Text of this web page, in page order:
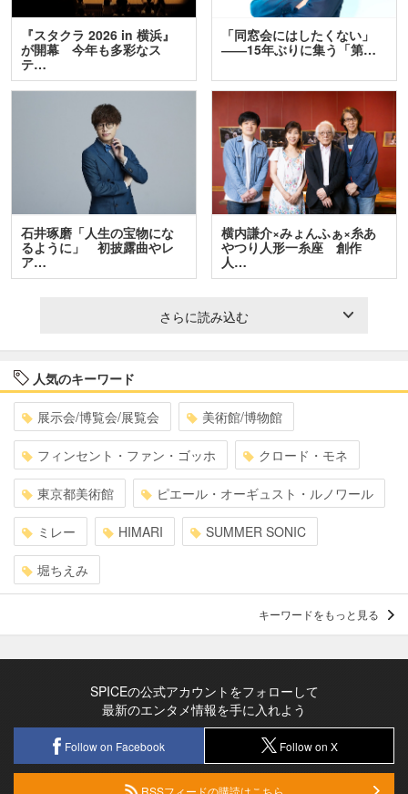
『スタクラ 2026 in 横浜』
が開幕 今年も多彩なス
テ…
「同窓会にはしたくない」
――15年ぶりに集う「第…
石井琢磨「人生の宝物にな
るように」 初披露曲やレ
ア…
横内謙介×みょんふぁ×糸あ
やつり人形一糸座 創作
人…
さらに読み込む
人気のキーワード
展示会/博覧会/展覧会 美術館/博物館
フィンセント・ファン・ゴッホ クロード・モネ
東京都美術館 ピエール・オーギュスト・ルノワール
ミレー HIMARI SUMMER SONIC
堀ちえみ
キーワードをもっと見る
SPICEの公式アカウントをフォローして
最新のエンタメ情報を手に入れよう
Follow on Facebook Follow on X